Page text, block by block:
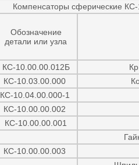
Компенсаторы сферические
Обозначение
детали или узла
КС-10.00.00.012Б
КС-10.03.00.000
КС-10.04.00.000-1
КС-10.00.00.002
КС-10.00.00.001
КС-10.00.00.003